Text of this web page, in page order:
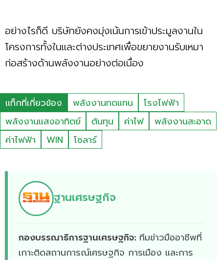
อย่างไรก็ดี บริษัทยังคงมุ่งเน้นการเข้าประมูลงานใน
โครงการทั้งในและต่างประเทศเพื่อขยายงานรับเหมา
ก่อสร้างด้านพลังงานอย่างต่อเนื่อง
แท็กที่เกี่ยวข้อง พลังงานทดแทน
โรงไฟฟ้า
พลังงานแสงอาทิตย์
ต้นทุน ค่าไฟ
พลังงานสะอาด
ค่าไฟฟ้า
WIN โซลาร์
ฐานเศรษฐกิจ
กองบรรณาธิการฐานเศรษฐกิจ: ทีมข่าวมืออาชีพที่
เกาะติดสถานการณ์เศรษฐกิจ การเมือง และการ